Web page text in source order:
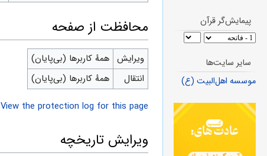
محافظت از صفحه
ویرایش همهٔ کاربرها (بی‌پایان)
انتقال
همهٔ کاربرها (بی‌پایان)
View the protection log for this page.
ویرایش تاریخچه
پیمایش‌گر قرآن
سایر سایت‌ها
موسسه اهل‌البیت (ع)